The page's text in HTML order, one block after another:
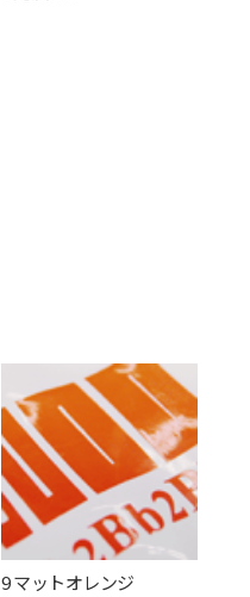
9 マットオレンジ